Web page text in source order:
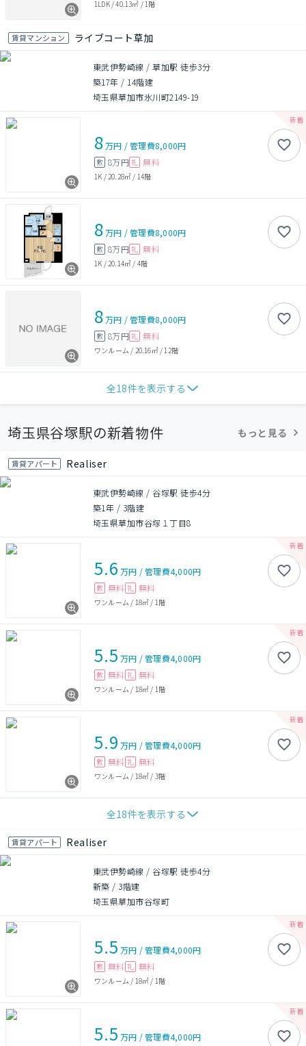
1LDK/40.13㎡ / 1階
賃貸マンション ライブコート草加
東武伊勢崎線 / 草加駅 徒歩3分
築17年 / 14階建
埼玉県草加市氷川町2149-19
8万円 /管理費8,000円
敷 8万円 礼 無料
1K / 20.28㎡ / 14階
8万円 /管理費8,000円
敷 8万円 礼 無料
1K / 20.14㎡ / 4階
8万円 /管理費8,000円
敷 8万円 礼 無料
ワンルーム / 20.16㎡/ 12階
全18件を表示する
埼玉県谷塚駅の新着物件 もっと見る
賃貸アパート Realiser
東武伊勢崎線 / 谷塚駅 徒歩4分
築1年 / 3階建
埼玉県草加市谷塚１丁目8
5.6 万円 /管理費4,000円
敷 無料 礼 無料
ワンルーム / 18㎡ / 1階
5.5 万円 /管理費4,000円
敷 無料 礼 無料
ワンルーム / 18㎡ / 1階
5.9 万円 /管理費4,000円
敷 無料 礼 無料
ワンルーム / 18㎡ / 3階
全18件を表示する
賃貸アパート Realiser
東武伊勢崎線 / 谷塚駅 徒歩4分
新築 / 3階建
埼玉県草加市谷塚町
5.5 万円 /管理費4,000円
敷 無料 礼 無料
ワンルーム / 18㎡ / 1階
5.5 万円 /管理費4,000円